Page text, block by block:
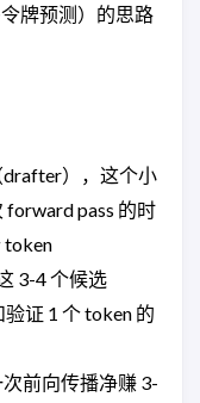
牌预测）的思路
），这个小
pass 的时
token
3-4 个候选
证 1 个 token 的
前向传播净赚 3-